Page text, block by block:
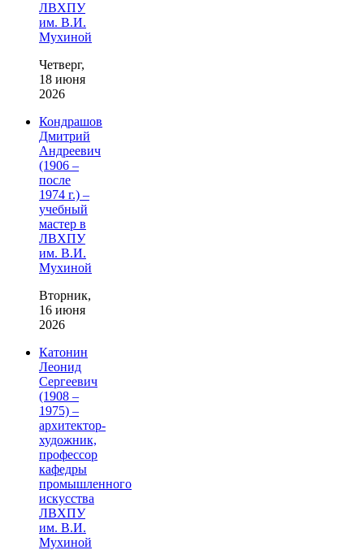
ЛВХПУ
им. В.И.
Мухиной
Четверг,
18 июня
2026
Кондрашов
Дмитрий
Андреевич
(1906 –
после
1974 г.) –
учебный
мастер в
ЛВХПУ
им. В.И.
Мухиной
Вторник,
16 июня
2026
Катонин
Леонид
Сергеевич
(1908 –
1975) –
архитектор-
художник,
профессор
кафедры
промышленного
искусства
ЛВХПУ
им. В.И.
Мухиной